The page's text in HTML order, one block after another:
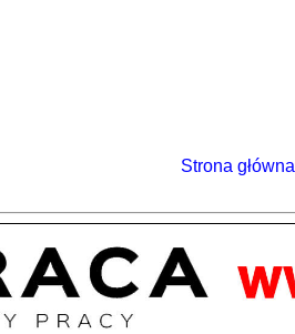
Strona główna